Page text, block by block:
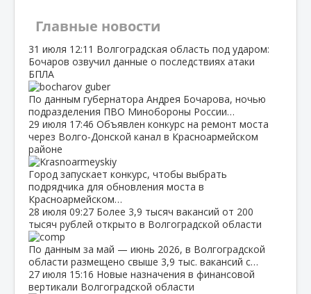
Главные новости
31 июля 12:11 Волгоградская область под ударом:
Бочаров озвучил данные о последствиях атаки
БПЛА
По данным губернатора Андрея Бочарова, ночью
подразделения ПВО Минобороны России…
29 июля 17:46 Объявлен конкурс на ремонт моста
через Волго‑Донской канал в Красноармейском
районе
Город запускает конкурс, чтобы выбрать
подрядчика для обновления моста в
Красноармейском…
28 июля 09:27 Более 3,9 тысяч вакансий от 200
тысяч рублей открыто в Волгоградской области
По данным за май — июнь 2026, в Волгоградской
области размещено свыше 3,9 тыс. вакансий с…
27 июля 15:16 Новые назначения в финансовой
вертикали Волгоградской области